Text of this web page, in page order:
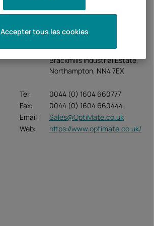
Optimate
hmen:
Optimate
Salthouse Road
Brackmills Industrial Estate,
Northampton, NN4 7EX
Tel:
0044 (0) 1604 660777
Fax:
0044 (0) 1604 660444
Email:
Sales@OptiMate.co.uk
Web:
https://www.optimate.co.uk/
Accepter tous les cookies